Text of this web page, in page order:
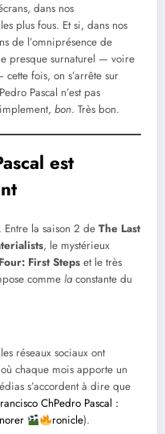
dans nos
plus fous. Et si, dans nos
de l’omniprésence de
presque surnaturel — voire
fois, on s’arrête sur
Pascal n’est pas
bon. Très bon.
est
la saison 2 de The Last
, le mystérieux
First Steps et le très
comme laconstante du
réseaux sociaux ont
chaque mois apporte un
s’accordent à dire que
ChPedro Pascal :
ronicle).